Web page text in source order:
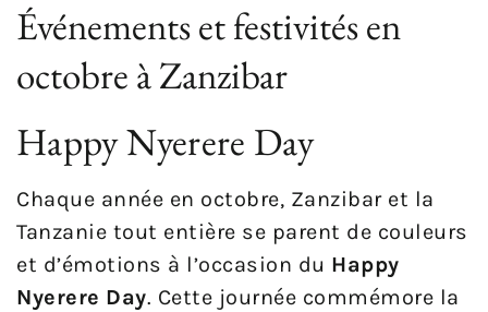
Événements et festivités en
octobre à Zanzibar
Happy Nyerere Day
Chaque année en octobre, Zanzibar et la
Tanzanie tout entière se parent de couleurs
et d’émotions à l’occasion du Happy
Nyerere Day. Cette journée commémore la